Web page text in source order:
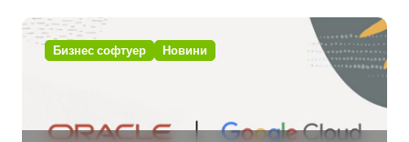
Бизнес софтуер Новини